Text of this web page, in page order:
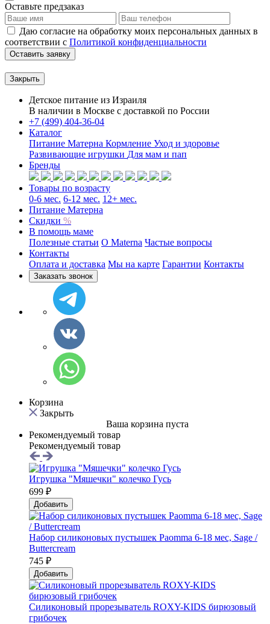
Оставьте предзаказ
Даю согласие на обработку моих персональных данных в
соответствии с Политикой конфиденциальности
Оставить заявку
Закрыть
Детское питание из Израиля
В наличии в Москве с доставкой по России
+7 (499) 404-36-04
Каталог
Питание Матерна Кормление Уход и здоровье
Развивающие игрушки Для мам и пап
Бренды
Товары по возрасту
0-6 мес. 6-12 мес. 12+ мес.
Питание Матерна
Скидки %
В помощь маме
Полезные статьи O Materna Частые вопросы
Контакты
Оплата и доставка Мы на карте Гарантии Контакты
Заказать звонок
Корзина
Закрыть
Ваша корзина пуста
Рекомендуемый товар
Рекомендуемый товар
Игрушка "Мяшечки" колечко Гусь
699 ₽
Добавить
Набор силиконовых пустышек Paomma 6-18 мес, Sage /
Buttercream
745 ₽
Добавить
Силиконовый прорезыватель ROXY-KIDS бирюзовый
грибочек